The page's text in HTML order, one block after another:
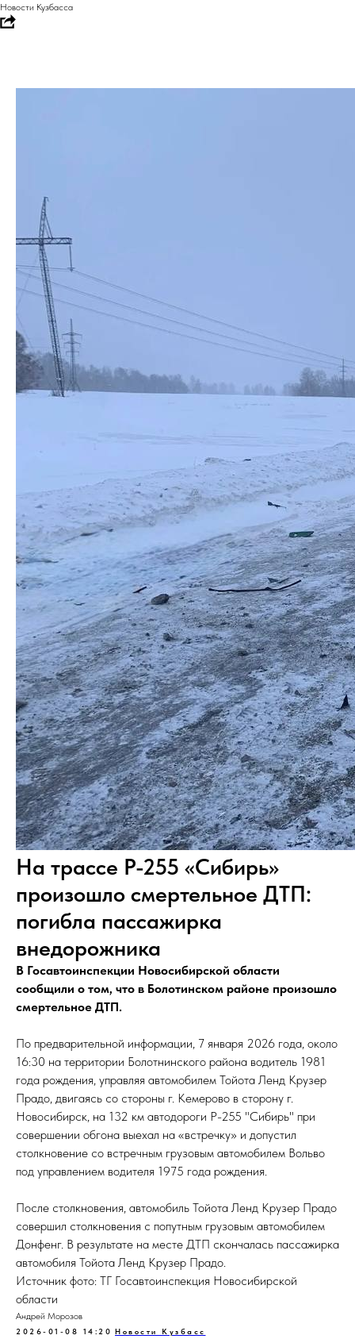
Новости Кузбасса
На трассе Р-255 «Сибирь»
произошло смертельное ДТП:
погибла пассажирка
внедорожника
В Госавтоинспекции Новосибирской области
сообщили о том, что в Болотинском районе произошло
смертельное ДТП.
По предварительной информации, 7 января 2026 года, около
16:30 на территории Болотнинского района водитель 1981
года рождения, управляя автомобилем Тойота Ленд Крузер
Прадо, двигаясь со стороны г. Кемерово в сторону г.
Новосибирск, на 132 км автодороги Р-255 "Сибирь" при
совершении обгона выехал на «встречку» и допустил
столкновение со встречным грузовым автомобилем Вольво
под управлением водителя 1975 года рождения.
После столкновения, автомобиль Тойота Ленд Крузер Прадо
совершил столкновения с попутным грузовым автомобилем
Донфенг. В результате на месте ДТП скончалась пассажирка
автомобиля Тойота Ленд Крузер Прадо.
Источник фото: ТГ Госавтоинспекция Новосибирской
области
Андрей Морозов
2026-01-08 14:20 Новости Кузбасс